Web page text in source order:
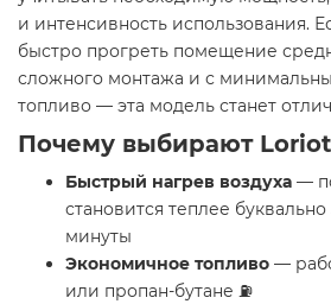
и интенсивность использования.
быстро прогреть помещение
сложного монтажа и с
топливо — эта модель станет
Почему выбирают Loriot
Быстрый нагрев воздуха —
становится теплее
минуты
Экономичное топливо —
или пропан-бутане ⛽